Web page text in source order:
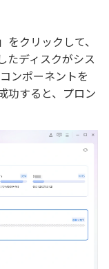
クリックして、
たディスクがシス
ンポーネントを
功すると、プロン